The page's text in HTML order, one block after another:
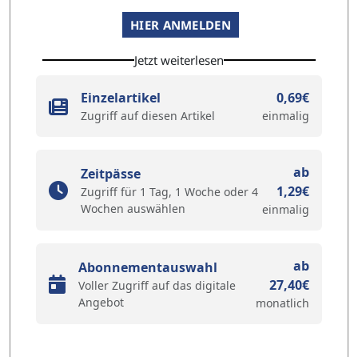
HIER ANMELDEN
Jetzt weiterlesen
Einzelartikel
Zugriff auf diesen Artikel
0,69€
einmalig
Zeitpässe
Zugriff für 1 Tag, 1 Woche oder 4
Wochen auswählen
ab
1,29€
einmalig
Abonnementauswahl
Voller Zugriff auf das digitale
Angebot
ab
27,40€
monatlich